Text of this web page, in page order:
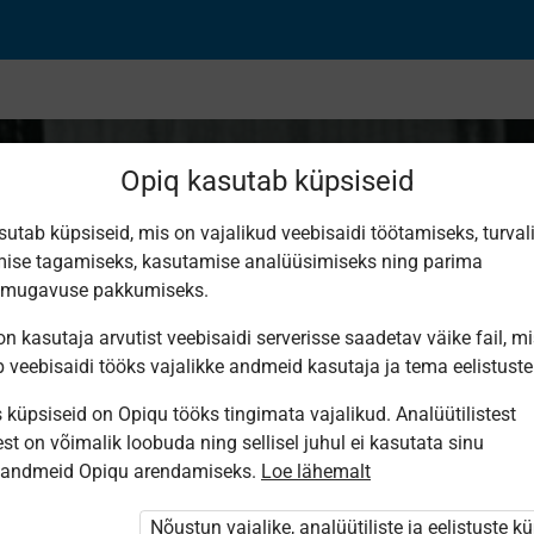
странах.
Opiq kasutab küpsiseid
küpsiseid, mis on vajalikud veebisaidi töötamiseks,
tagamiseks, kasutamise analüüsimiseks ning parima
pakkumiseks.
kasutaja arvutist veebisaidi serverisse saadetav väike fail,
veebisaidi tööks vajalikke andmeid kasutaja ja tema
küpsiseid on Opiqu tööks tingimata vajalikud. Analüütilistest
on võimalik loobuda ning sellisel juhul ei kasutata sinu
Opiqu arendamiseks. Loe lähemalt
Nõustun vajalike, analüütiliste ja eelistuste